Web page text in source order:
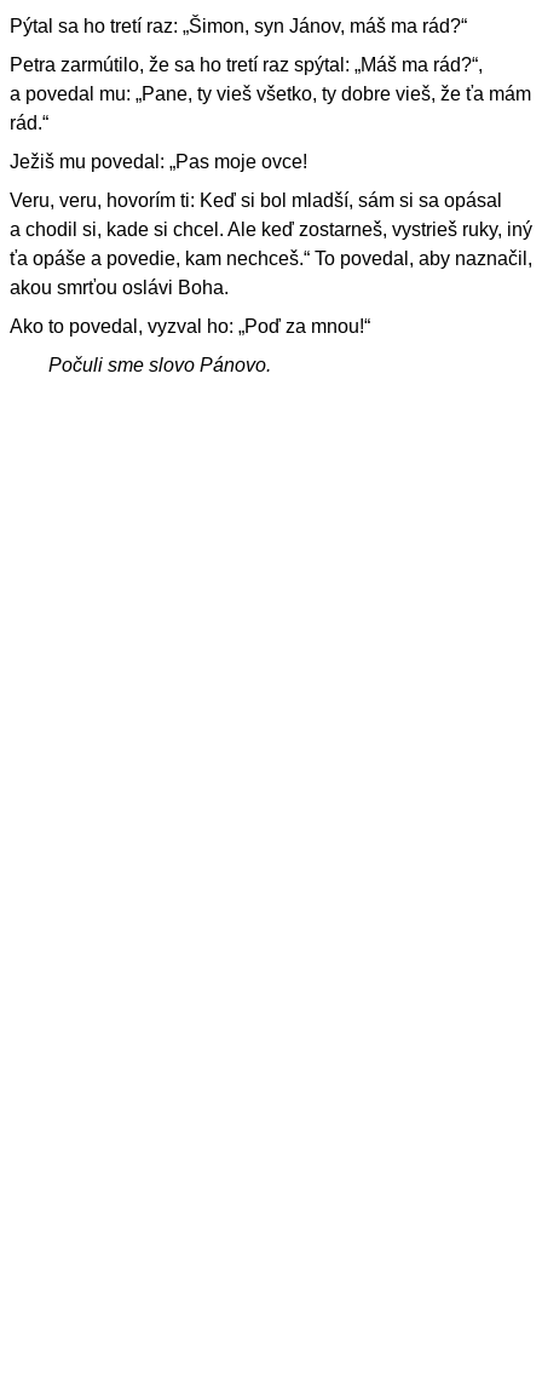
Pýtal sa ho tretí raz: „Šimon, syn Jánov, máš ma rád?“
Petra zarmútilo, že sa ho tretí raz spýtal: „Máš ma rád?“,
a povedal mu: „Pane, ty vieš všetko, ty dobre vieš, že ťa mám
rád.“
Ježiš mu povedal: „Pas moje ovce!
Veru, veru, hovorím ti: Keď si bol mladší, sám si sa opásal
a chodil si, kade si chcel. Ale keď zostarneš, vystrieš ruky, iný
ťa opáše a povedie, kam nechceš.“ To povedal, aby naznačil,
akou smrťou oslávi Boha.
Ako to povedal, vyzval ho: „Poď za mnou!“
Počuli sme slovo Pánovo.